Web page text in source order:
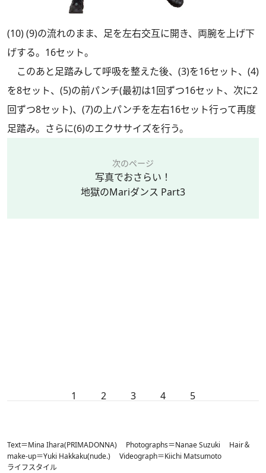
(10) (9)の流れのまま、足を左右交互に開き、両腕を上げ下
げする。16セット。
このあと足踏みして呼吸を整えた後、(3)を16セット、(4)
を8セット、(5)の前パンチ(最初は1回ずつ16セット、次に2
回ずつ8セット)、(7)の上パンチを左右16セット行って再度
足踏み。さらに(6)のエクササイズを行う。
次のページ
写真でおさらい！
地獄のMariダンス Part3
1 2 3 4 5
Text＝Mina Ihara(PRIMADONNA) Photographs＝Nanae Suzuki Hair＆
make-up＝Yuki Hakkaku(nude.) Videograph＝Kiichi Matsumoto
ライフスタイル